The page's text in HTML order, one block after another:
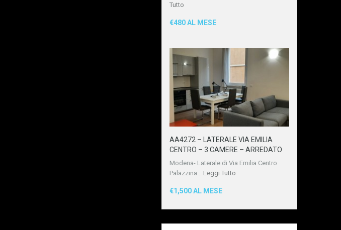
Tutto
€480 AL MESE
AA4272 – LATERALE VIA EMILIA
CENTRO – 3 CAMERE – ARREDATO
Modena- Laterale di Via Emilia Centro
Palazzina… Leggi Tutto
€1,500 AL MESE